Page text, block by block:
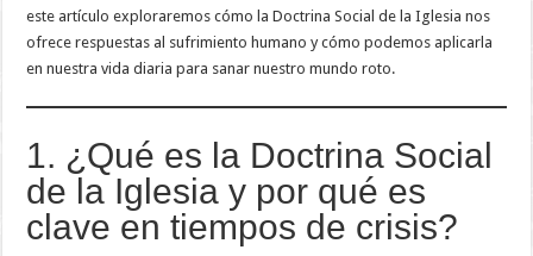
este artículo exploraremos cómo la Doctrina Social de la Iglesia nos
ofrece respuestas al sufrimiento humano y cómo podemos aplicarla
en nuestra vida diaria para sanar nuestro mundo roto.
1. ¿Qué es la Doctrina Social
de la Iglesia y por qué es
clave en tiempos de crisis?